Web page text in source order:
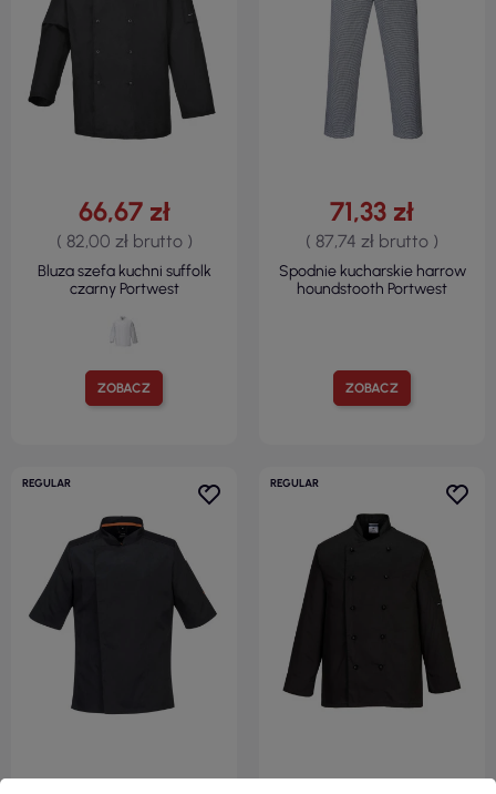
ZOBACZ
66,67 zł
( 82,00 zł brutto )
Bluza szefa kuchni suffolk
czarny Portwest
ZOBACZ
71,33 zł
( 87,74 zł brutto )
Spodnie kucharskie harrow
houndstooth Portwest
REGULAR REGULAR